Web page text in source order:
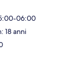
06:00
18 anni